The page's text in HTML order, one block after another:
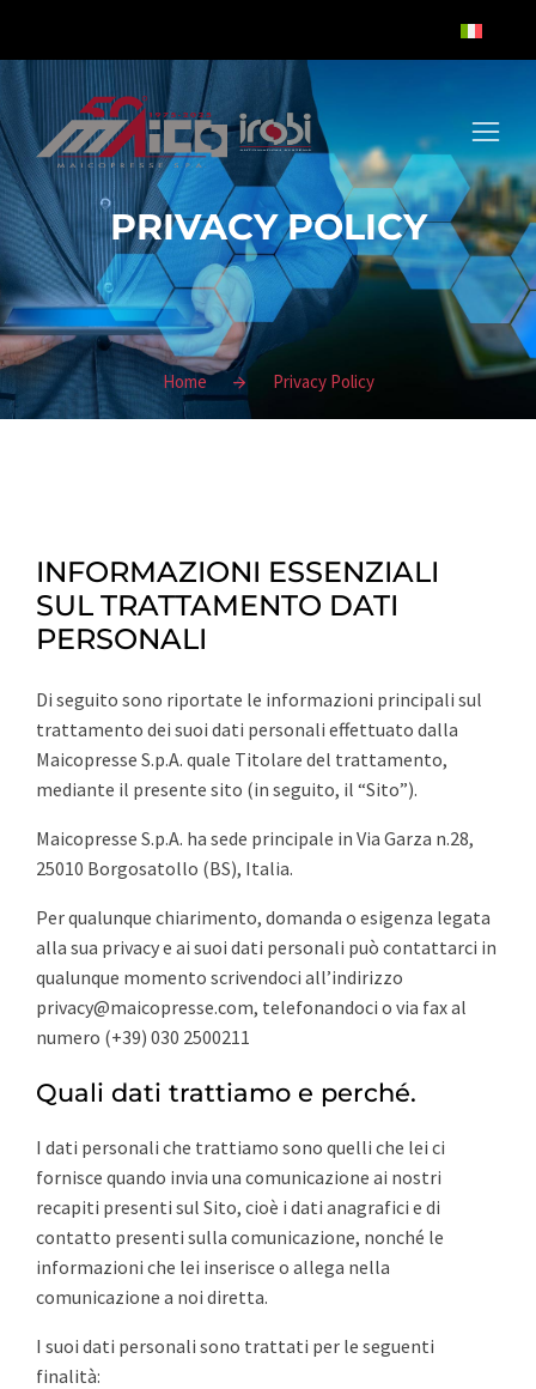
PRIVACY POLICY
Tu sei qui: Home Privacy Policy
INFORMAZIONI ESSENZIALI
SUL TRATTAMENTO DATI
PERSONALI
Di seguito sono riportate le informazioni principali sul
trattamento dei suoi dati personali effettuato dalla
Maicopresse S.p.A. quale Titolare del trattamento,
mediante il presente sito (in seguito, il “Sito”).
Maicopresse S.p.A. ha sede principale in Via Garza n.28,
25010 Borgosatollo (BS), Italia.
Per qualunque chiarimento, domanda o esigenza legata
alla sua privacy e ai suoi dati personali può contattarci in
qualunque momento scrivendoci all’indirizzo
privacy@maicopresse.com, telefonandoci o via fax al
numero (+39) 030 2500211
Quali dati trattiamo e perché.
I dati personali che trattiamo sono quelli che lei ci
fornisce quando invia una comunicazione ai nostri
recapiti presenti sul Sito, cioè i dati anagrafici e di
contatto presenti sulla comunicazione, nonché le
informazioni che lei inserisce o allega nella
comunicazione a noi diretta.
I suoi dati personali sono trattati per le seguenti
finalità: